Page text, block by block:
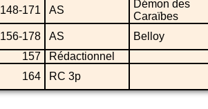
148-171 AS
Démon des
Caraïbes
156-178
AS Belloy
157
Rédactionnel
164
RC 3p